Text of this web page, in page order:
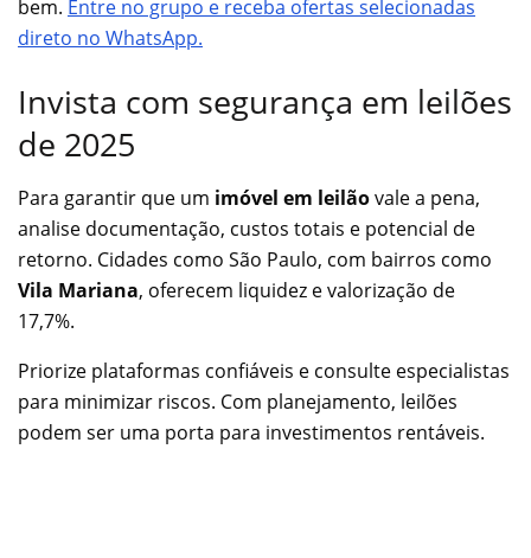
bem. Entre no grupo e receba ofertas selecionadas
direto no WhatsApp.
Invista com segurança em leilões
de 2025
Para garantir que um imóvel em leilãovale a pena,
analise documentação, custos totais e potencial de
retorno. Cidades como São Paulo, com bairros como
Vila Mariana, oferecem liquidez e valorização de
17,7%.
Priorize plataformas confiáveis e consulte especialistas
para minimizar riscos. Com planejamento, leilões
podem ser uma porta para investimentos rentáveis.